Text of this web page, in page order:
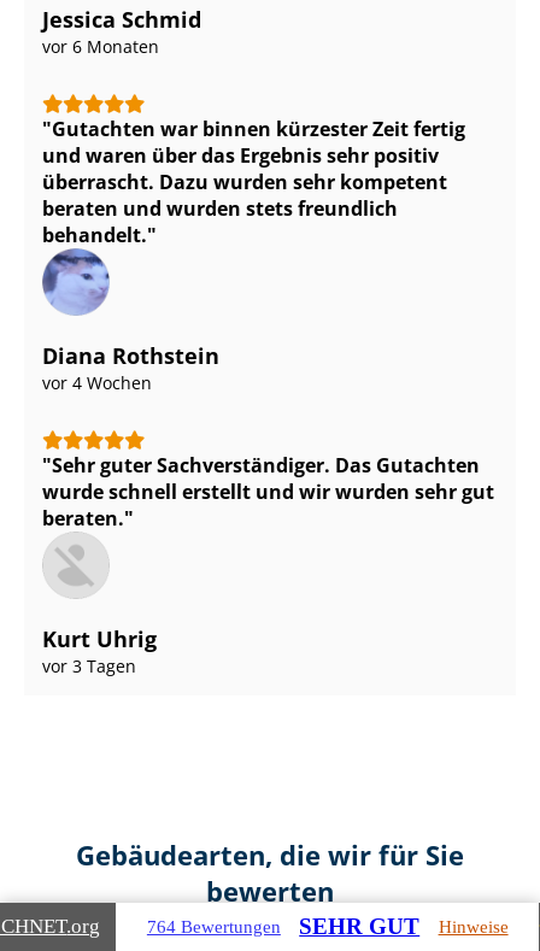
Jessica Schmid
vor 6 Monaten
Gutachten war binnen kürzester Zeit fertig
und waren über das Ergebnis sehr positiv
überrascht. Dazu wurden sehr kompetent
beraten und wurden stets freundlich
behandelt.
Diana Rothstein
vor 4 Wochen
Sehr guter Sach­ver­stän­di­ger. Das Gutachten
wurde schnell erstellt und wir wurden sehr gut
beraten.
Kurt Uhrig
vor 3 Tagen
Gebäudearten, die wir für Sie
bewerten
.org 764 Bewertungen SEHR GUT Hinweise